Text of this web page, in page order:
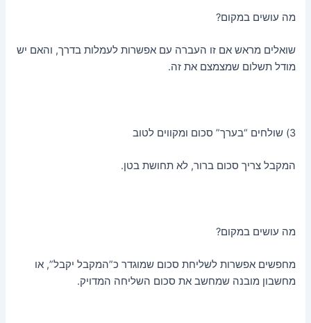
מה עושים במקום?
שואלים מראש אם זו העברה עם אפשרות לעמלות בדרך, והאם יש
מודל תשלום שמצמצם את זה.
3) שולחים “בערך” סכום ומקווים לטוב
המקבל צריך סכום ברור, לא תחושת בטן.
מה עושים במקום?
מחפשים אפשרות לשליחת סכום שמוגדר כ”המקבל יקבל”, או
מחשבון מובנה שמחשב את סכום השליחה המדויק.